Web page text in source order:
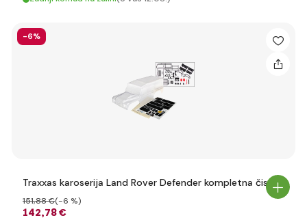
-6%
Traxxas karoserija Land Rover Defender kompletna čista
142,78 €
151,88 €(-6 %)